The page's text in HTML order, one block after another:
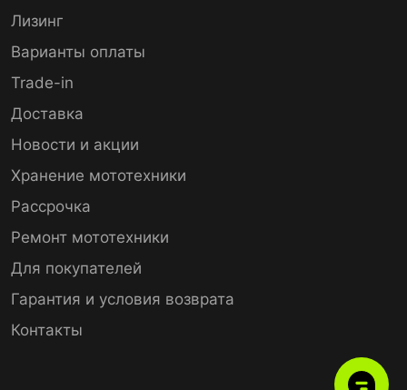
Лизинг
Варианты оплаты
Trade-in
Доставка
Новости и акции
Хранение мототехники
Рассрочка
Ремонт мототехники
Для покупателей
Гарантия и условия возврата
Контакты